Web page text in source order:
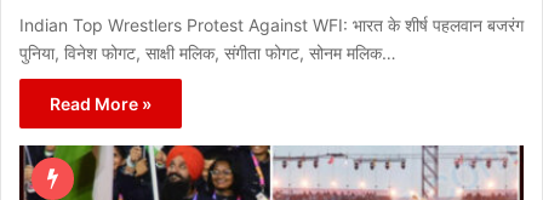
Indian Top Wrestlers Protest Against WFI: भारत के शीर्ष पहलवान बजरंग
पुनिया, विनेश फोगट, साक्षी मलिक, संगीता फोगट, सोनम मलिक…
Read More »